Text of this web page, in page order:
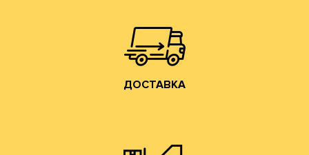
ДОСТАВКА
ДОСТАВКА